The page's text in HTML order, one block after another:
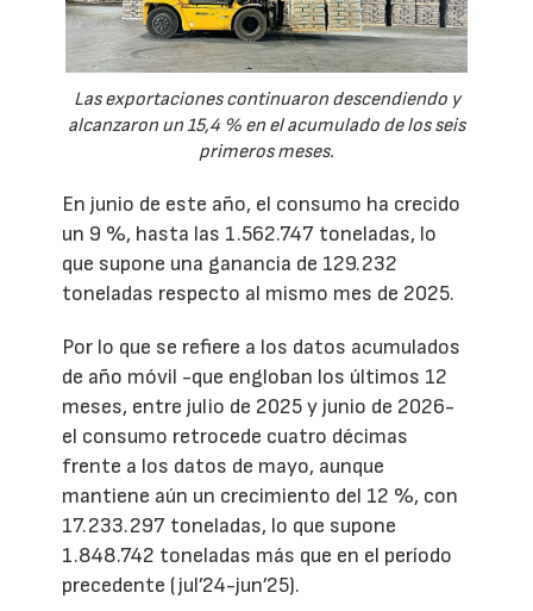
Las exportaciones continuaron descendiendo y
alcanzaron un 15,4 % en el acumulado de los seis
primeros meses.
En junio de este año, el consumo ha crecido
un 9 %, hasta las 1.562.747 toneladas, lo
que supone una ganancia de 129.232
toneladas respecto al mismo mes de 2025.
Por lo que se refiere a los datos acumulados
de año móvil -que engloban los últimos 12
meses, entre julio de 2025 y junio de 2026-
el consumo retrocede cuatro décimas
frente a los datos de mayo, aunque
mantiene aún un crecimiento del 12 %, con
17.233.297 toneladas, lo que supone
1.848.742 toneladas más que en el período
precedente (jul’24-jun’25).